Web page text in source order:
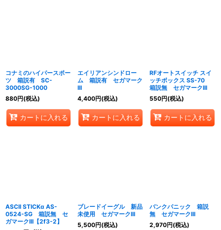
コナミのハイパースポー
ツ 箱説有 SC-
3000SG-1000
880円(税込)
カートに入れる
エイリアンシンドロー
ム 箱説有 セガマーク
III
4,400円(税込)
カートに入れる
RFオートスイッチ スイ
ッチボックス SS-70
箱説無 セガマークIII
550円(税込)
カートに入れる
ASCll STICKα AS-
0524-SG 箱説無 セ
ガマークIII【2f3-2】
ブレードイーグル 新品
未使用 セガマークIII
5,500円(税込)
バンクパニック 箱説
無 セガマークIII
2,970円(税込)